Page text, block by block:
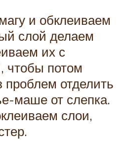
и обклеиваем
слой делаем
их с
потом
отделить
маше от слепка.
слои,